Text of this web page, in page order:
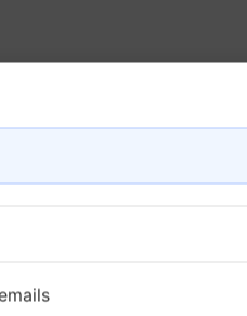
Account
account